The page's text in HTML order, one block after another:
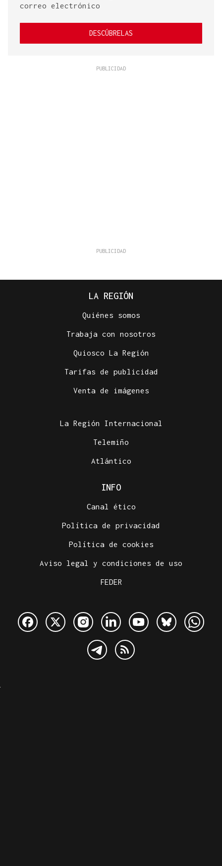
correo electrónico
DESCÚBRELAS
LA REGIÓN
Quiénes somos
Trabaja con nosotros
Quiosco La Región
Tarifas de publicidad
Venta de imágenes
La Región Internacional
Telemiño
Atlántico
INFO
Canal ético
Política de privacidad
Política de cookies
Aviso legal y condiciones de uso
FEDER